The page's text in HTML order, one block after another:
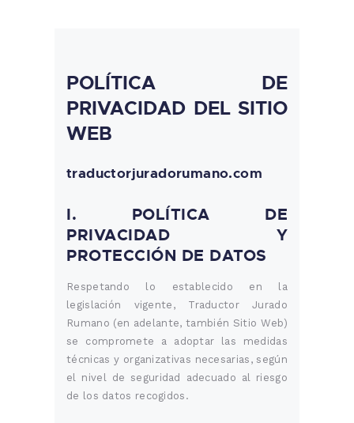
POLÍTICA DE
PRIVACIDAD DEL SITIO
WEB
traductorjuradorumano.com
I. POLÍTICA DE
PRIVACIDAD Y
PROTECCIÓN DE DATOS
Respetando lo establecido en la
legislación vigente, Traductor Jurado
Rumano (en adelante, también Sitio Web)
se compromete a adoptar las medidas
técnicas y organizativas necesarias, según
el nivel de seguridad adecuado al riesgo
de los datos recogidos.